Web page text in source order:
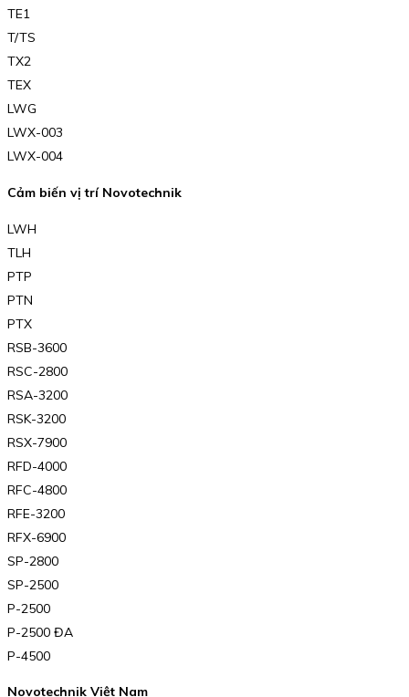
TE1
T/TS
TX2
TEX
LWG
LWX-003
LWX-004
Cảm biến vị trí Novotechnik
LWH
TLH
PTP
PTN
PTX
RSB-3600
RSC-2800
RSA-3200
RSK-3200
RSX-7900
RFD-4000
RFC-4800
RFE-3200
RFX-6900
SP-2800
SP-2500
P-2500
P-2500 ĐA
P-4500
Novotechnik Việt Nam